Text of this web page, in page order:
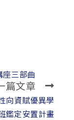
座三部曲
篇文章
向資賦優異學
鑑定安置計畫